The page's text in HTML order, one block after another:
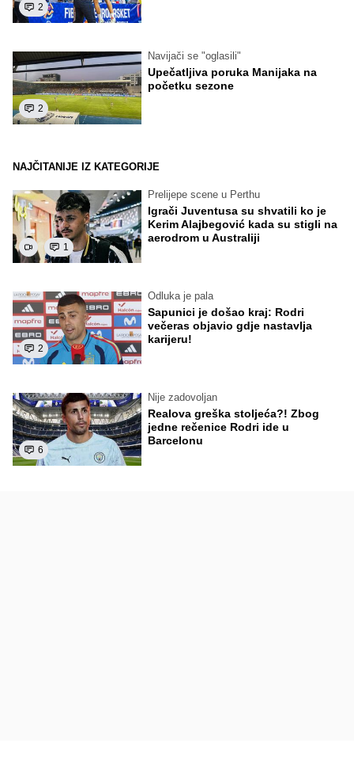
2
2
Navijači se "oglasili"
Upečatljiva poruka Manijaka na
početku sezone
NAJČITANIJE IZ KATEGORIJE
1
Prelijepe scene u Perthu
Igrači Juventusa su shvatili ko je
Kerim Alajbegović kada su stigli na
aerodrom u Australiji
2
Odluka je pala
Sapunici je došao kraj: Rodri
večeras objavio gdje nastavlja
karijeru!
6
Nije zadovoljan
Realova greška stoljeća?! Zbog
jedne rečenice Rodri ide u
Barcelonu